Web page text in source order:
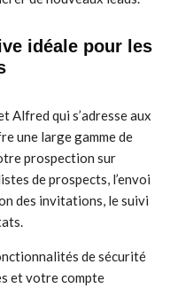
idéale pour les
Alfred qui s’adresse aux
une large gamme de
prospection sur
de prospects, l’envoi
des invitations, le suivi
de sécurité
et votre compte